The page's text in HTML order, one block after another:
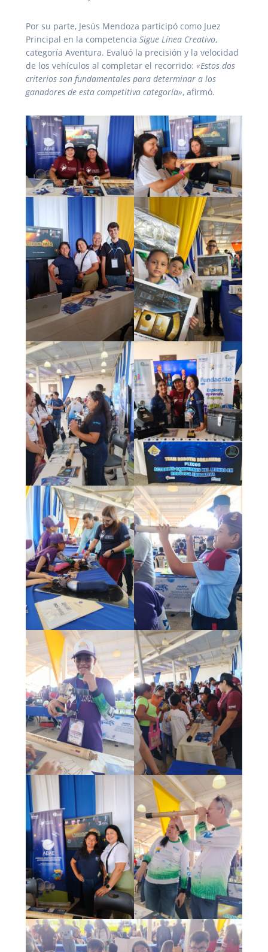
Por su parte, Jesús Mendoza participó como Juez
Principal en la competencia Sigue Línea Creativo,
categoría Aventura. Evaluó la precisión y la velocidad
de los vehículos al completar el recorrido: «Estos dos
criterios son fundamentales para determinar a los
ganadores de esta competitiva categoría», afirmó.